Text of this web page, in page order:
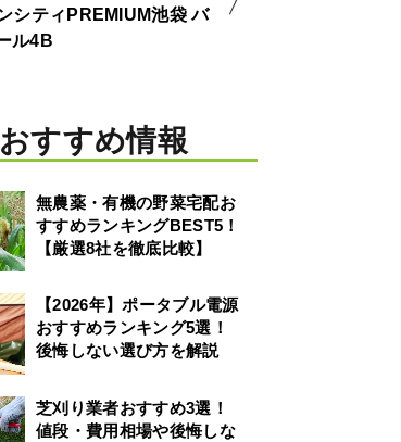
シティPREMIUM池袋 バ
ル4B
すすめ情報
無農薬・有機の野菜宅配お
すすめランキングBEST5！
【厳選8社を徹底比較】
【2026年】ポータブル電源
おすすめランキング5選！
後悔しない選び方を解説
芝刈り業者おすすめ3選！
値段・費用相場や後悔しな